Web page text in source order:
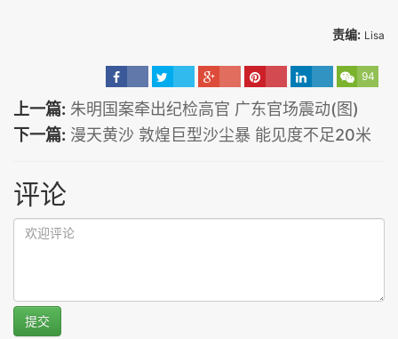
责编: Lisa
94
上一篇: 朱明国案牵出纪检高官 广东官场震动(图)
下一篇: 漫天黄沙 敦煌巨型沙尘暴 能见度不足20米
评论
提交